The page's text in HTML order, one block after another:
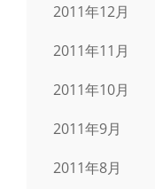
2011年12月
2011年11月
2011年10月
2011年9月
2011年8月